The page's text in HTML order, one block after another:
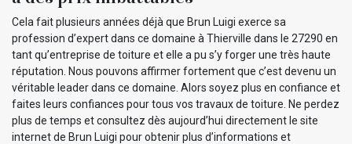
Cela fait plusieurs années déjà que Brun Luigi exerce sa
profession d’expert dans ce domaine à Thierville dans le 27290 en
tant qu’entreprise de toiture et elle a pu s’y forger une très haute
réputation. Nous pouvons affirmer fortement que c’est devenu un
véritable leader dans ce domaine. Alors soyez plus en confiance et
faites leurs confiances pour tous vos travaux de toiture. Ne perdez
plus de temps et consultez dès aujourd’hui directement le site
internet de Brun Luigi pour obtenir plus d’informations et